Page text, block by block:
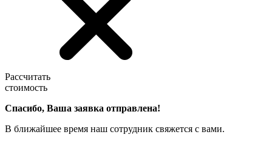
Рассчитать
стоимость
Спасибо, Ваша заявка отправлена!
В ближайшее время наш сотрудник свяжется с вами.